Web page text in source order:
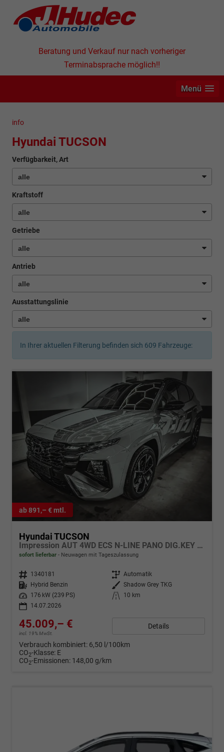
Beratung und Verkauf nur nach vorheriger
Terminabsprache möglich!!
Menü
info
Hyundai TUCSON
Verfügbarkeit, Art
Kraftstoff
Getriebe
Antrieb
Ausstattungslinie
In Ihrer aktuellen Filterung befinden sich 609 Fahrzeuge:
ab 891,– € mtl.
Hyundai TUCSON
Impression AUT 4WD ECS N-LINE PANO DIG.KEY 360 ACC KRELL RSPA MATRIX
sofort lieferbar Neuwagen mit Tageszulassung
Fahrzeugnr. 1340181 Getriebe Automatik
Kraftstoff
Hybrid Benzin Außenfarbe Shadow Grey TKG
Leistung
176 kW (239 PS) Kilometerstand
10 km
14.07.2026
45.009,– €
incl. 19% MwSt.
Details
Verbrauch kombiniert: 6,50 l/100km
CO2-Klasse: E
CO2-Emissionen: 148,00 g/km